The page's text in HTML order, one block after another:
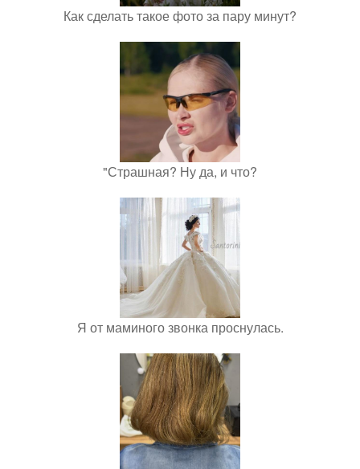
Как сделать такое фото за пару минут?
"Страшная? Ну да, и что?
Я от маминого звонка проснулась.